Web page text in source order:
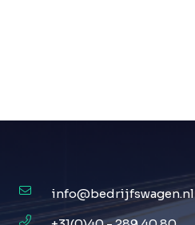
info@bedrijfswagen.nl